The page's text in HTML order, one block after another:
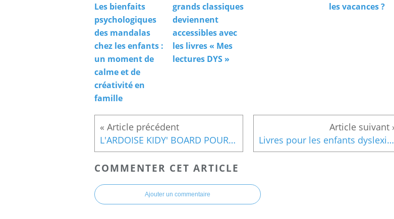
Les bienfaits
psychologiques
des mandalas
chez les enfants :
un moment de
calme et de
créativité en
famille
grands classiques
deviennent
accessibles avec
les livres « Mes
lectures DYS »
les vacances ?
L'ARDOISE KIDY' BOARD POUR APPRENDRE À ÉCRIRE ET À DESSINER Livres pour les enfants dyslexiques à découvrir pendant les vacances
COMMENTER CET ARTICLE
Ajouter un commentaire